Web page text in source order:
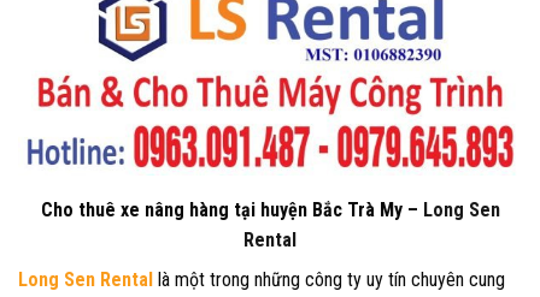
Cho thuê xe nâng hàng tại huyện Bắc Trà My – Long Sen
Rental
Long Sen Rental là một trong những công ty uy tín chuyên cung